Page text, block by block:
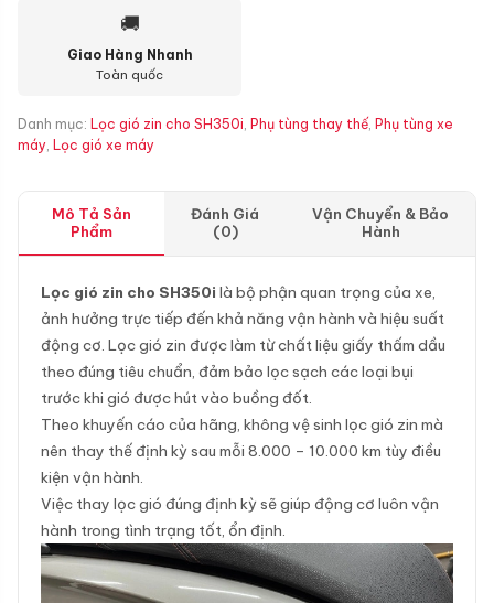
🚚
Giao Hàng Nhanh
Toàn quốc
Danh mục: Lọc gió zin cho SH350i, Phụ tùng thay thế, Phụ tùng xe
máy, Lọc gió xe máy
Mô Tả Sản
Phẩm
Đánh Giá
(0)
Vận Chuyển & Bảo
Hành
Lọc gió zin cho SH350i là bộ phận quan trọng của xe,
ảnh hưởng trực tiếp đến khả năng vận hành và hiệu suất
động cơ. Lọc gió zin được làm từ chất liệu giấy thấm dầu
theo đúng tiêu chuẩn, đảm bảo lọc sạch các loại bụi
trước khi gió được hút vào buồng đốt.
Theo khuyến cáo của hãng, không vệ sinh lọc gió zin mà
nên thay thế định kỳ sau mỗi 8.000 – 10.000 km tùy điều
kiện vận hành.
Việc thay lọc gió đúng định kỳ sẽ giúp động cơ luôn vận
hành trong tình trạng tốt, ổn định.